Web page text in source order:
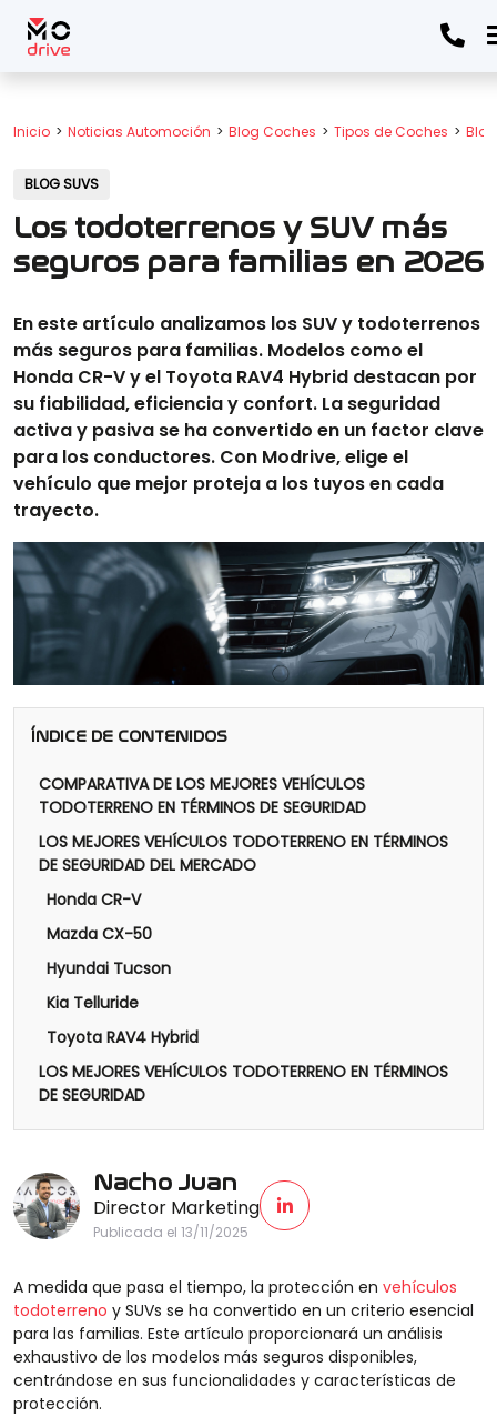
Inicio Noticias Automoción Blog Coches Tipos de Coches
BLOG SUVS
Los todoterrenos y SUV más
seguros para familias en 2026
En este artículo analizamos los SUV y todoterrenos
más seguros para familias. Modelos como el
Honda CR-V y el Toyota RAV4 Hybrid destacan por
su fiabilidad, eficiencia y confort. La seguridad
activa y pasiva se ha convertido en un factor clave
para los conductores. Con Modrive, elige el
vehículo que mejor proteja a los tuyos en cada
trayecto.
ÍNDICE DE CONTENIDOS
COMPARATIVA DE LOS MEJORES VEHÍCULOS
TODOTERRENO EN TÉRMINOS DE SEGURIDAD
LOS MEJORES VEHÍCULOS TODOTERRENO EN TÉRMINOS
DE SEGURIDAD DEL MERCADO
Honda CR-V
Mazda CX-50
Hyundai Tucson
Kia Telluride
Toyota RAV4 Hybrid
LOS MEJORES VEHÍCULOS TODOTERRENO EN TÉRMINOS
DE SEGURIDAD
Nacho Juan
Director Marketing
Publicada el 13/11/2025
A medida que pasa el tiempo, la protección en vehículos
todoterreno y SUVs se ha convertido en un criterio esencial
para las familias. Este artículo proporcionará un análisis
exhaustivo de los modelos más seguros disponibles,
centrándose en sus funcionalidades y características de
protección.